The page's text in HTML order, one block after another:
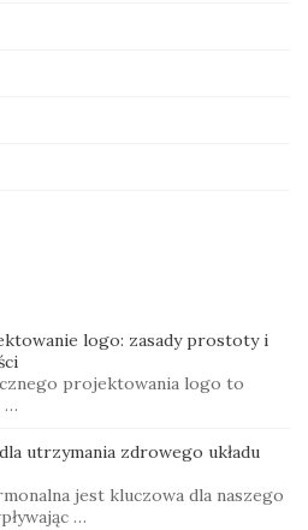
logo: zasady prostoty i
projektowania logo to
…
utrzymania zdrowego układu
jest kluczowa dla naszego
…